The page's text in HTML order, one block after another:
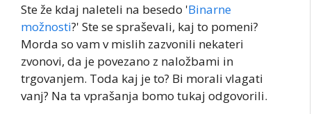
Ste že kdaj naleteli na besedo 'Binarne
možnosti?' Ste se spraševali, kaj to pomeni?
Morda so vam v mislih zazvonili nekateri
zvonovi, da je povezano z naložbami in
trgovanjem. Toda kaj je to? Bi morali vlagati
vanj? Na ta vprašanja bomo tukaj odgovorili.